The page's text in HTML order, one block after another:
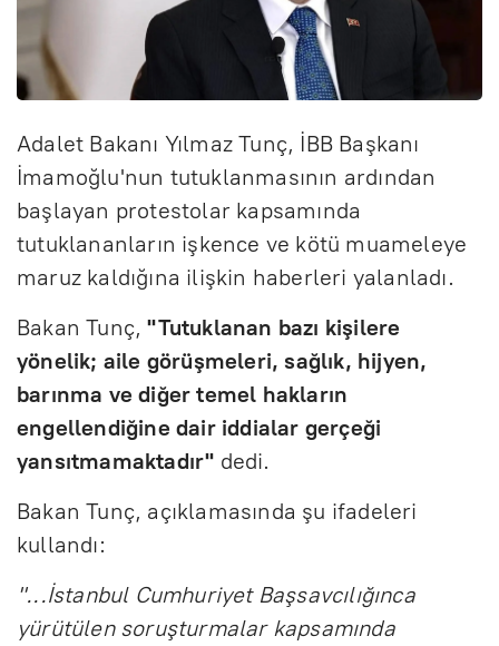
Adalet Bakanı Yılmaz Tunç, İBB Başkanı
İmamoğlu'nun tutuklanmasının ardından
başlayan protestolar kapsamında
tutuklananların işkence ve kötü muameleye
maruz kaldığına ilişkin haberleri yalanladı.
Bakan Tunç,"Tutuklanan bazı kişilere
yönelik; aile görüşmeleri, sağlık, hijyen,
barınma ve diğer temel hakların
engellendiğine dair iddialar gerçeği
yansıtmamaktadır" dedi.
Bakan Tunç, açıklamasında şu ifadeleri
kullandı:
"...İstanbul Cumhuriyet Başsavcılığınca
yürütülen soruşturmalar kapsamında